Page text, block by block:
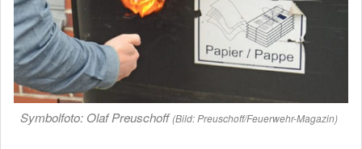
Symbolfoto: Olaf Preuschoff (Bild: Preuschoff/Feuerwehr-Magazin)